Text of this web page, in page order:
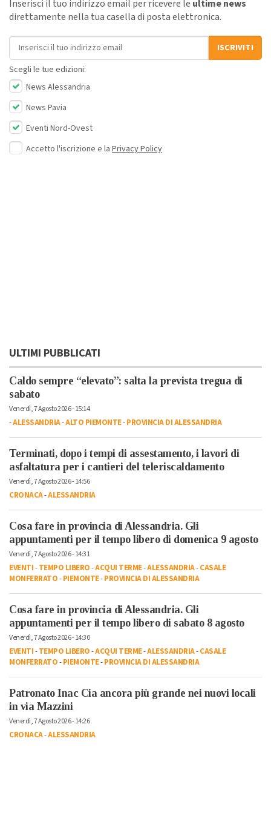
Inserisci il tuo indirizzo email per ricevere le ultime news
direttamente nella tua casella di posta elettronica.
Indirizzo email
ISCRIVITI
Scegli le tue edizioni:
News Alessandria
News Pavia
Eventi Nord-Ovest
Accetto l'iscrizione e la Privacy Policy
ULTIMI PUBBLICATI
Caldo sempre “elevato”: salta la prevista tregua di
sabato
Venerdì, 7 Agosto 2026 - 15:14
-ALESSANDRIA-ALTO PIEMONTE-PROVINCIA DI ALESSANDRIA
Terminati, dopo i tempi di assestamento, i lavori di
asfaltatura per i cantieri del teleriscaldamento
Venerdì, 7 Agosto 2026 - 14:56
CRONACA-ALESSANDRIA
Cosa fare in provincia di Alessandria. Gli
appuntamenti per il tempo libero di domenica 9 agosto
Venerdì, 7 Agosto 2026 - 14:31
EVENTI-TEMPO LIBERO-ACQUI TERME-ALESSANDRIA-CASALE
MONFERRATO-PIEMONTE-PROVINCIA DI ALESSANDRIA
Cosa fare in provincia di Alessandria. Gli
appuntamenti per il tempo libero di sabato 8 agosto
Venerdì, 7 Agosto 2026 - 14:30
EVENTI-TEMPO LIBERO-ACQUI TERME-ALESSANDRIA-CASALE
MONFERRATO-PIEMONTE-PROVINCIA DI ALESSANDRIA
Patronato Inac Cia ancora più grande nei nuovi locali
in via Mazzini
Venerdì, 7 Agosto 2026 - 14:26
CRONACA-ALESSANDRIA